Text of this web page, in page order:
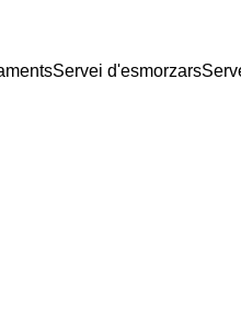
Servei d'esmorzars